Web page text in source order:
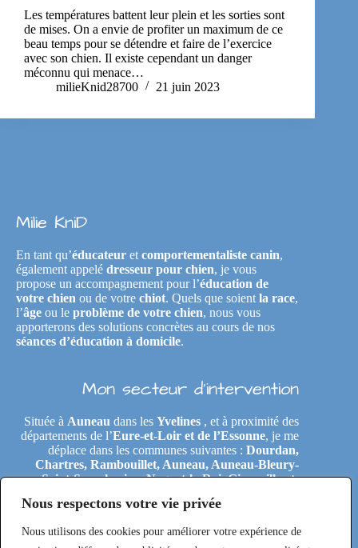
Nous respectons votre vie privée
Nous utilisons des cookies pour améliorer votre expérience de
Les températures battent leur plein et les sorties sont
de mises. On a envie de profiter un maximum de ce
beau temps pour se détendre et faire de l’exercice
avec son chien. Il existe cependant un danger
méconnu qui menace…
milieKnid28700
21 juin 2023
Milie KniD
En tant qu’éducateur et comportementaliste canin,
également appelé dresseur pour chien, je vous
propose un accompagnement pour l’éducation de
votre chien ou de votre chiot. Quels que soient la race,
l’âge ou le problème de votre chien, nous vous
apporterons des solutions concrètes au cours de nos
séances d’éducation à domicile.
Mon secteur d’intervention
Située à Auneau dans lesYvelines , et à proximité des
départements de l’Eure-et-Loir et de l’Essonne, je me
déplace dans les communes suivantes :Dourdan,
Chartres, Rambouillet, Auneau, Auneau-Bleury-
Saint-Symphorien, Nogent-le-Roi, Gironville-et-
Maintenon, Épernon, Le Perray-en-Yvelines,
Saint-Arnoult-en-Yvelines, Étréchy, Morigny-